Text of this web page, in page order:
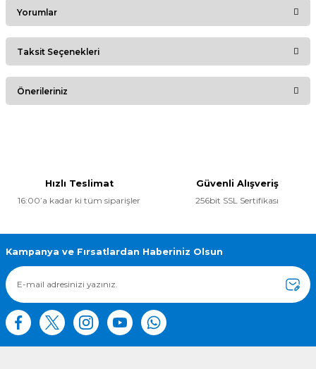
Yorumlar
Bu ürüne ilk yorumu siz yapın!
Taksit Seçenekleri
Önerileriniz
Ürün bilgilerinde hatalar bulunuyor.
Ürün fiyatı diğer sitelerden daha pahalı.
Bu ürüne benzer farklı alternatifler olmalı.
Hızlı Teslimat
16:00’a kadar ki tüm siparişler
Güvenli Alışveriş
256bit SSL Sertifikası
Kampanya ve Fırsatlardan Haberiniz Olsun